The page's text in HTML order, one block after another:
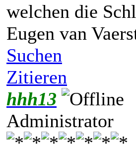
welchen die
Eugen van
Suchen
Zitieren
hhh13
Administrator